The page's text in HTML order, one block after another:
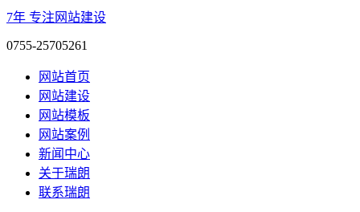
7年 专注网站建设
0755-25705261
网站首页
网站建设
网站模板
网站案例
新闻中心
关于瑞朗
联系瑞朗